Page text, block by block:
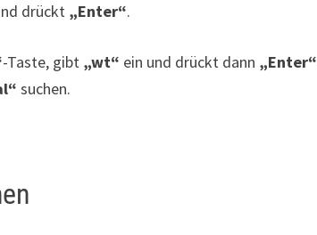
drückt „Enter“.
-Taste, gibt „wt“ ein und drückt dann „Enter“
suchen.